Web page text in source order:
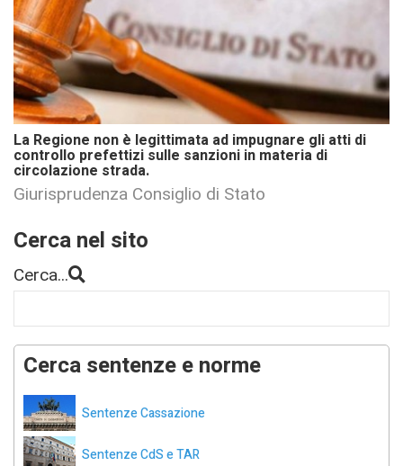
La Regione non è legittimata ad impugnare gli atti di
controllo prefettizi sulle sanzioni in materia di
circolazione strada.
Giurisprudenza Consiglio di Stato
Cerca nel sito
Cerca...
Cerca sentenze e norme
Sentenze Cassazione
Sentenze CdS e TAR